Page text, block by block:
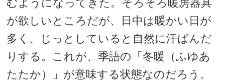
むようになってきた。そろそろ暖房器具
が欲しいところだが、日中は暖かい日が
多く、じっとしていると自然に汗ばんだ
りする。これが、季語の「冬暖（ふゆあ
たたか）」が意味する状態なのだろう。